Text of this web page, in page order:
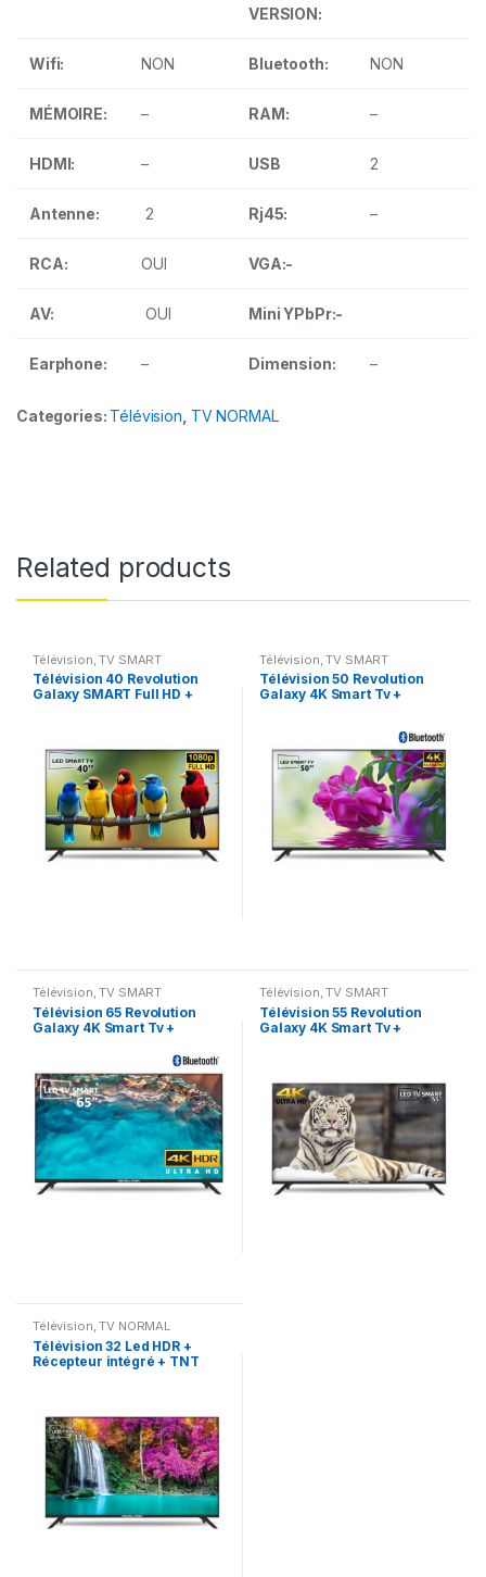
VERSION:
Wifi: NON Bluetooth: NON
MÉMOIRE: – RAM: –
HDMI: – USB 2
Antenne: 2 Rj45: –
RCA: OUI VGA:-
AV: OUI Mini YPbPr:-
Earphone: – Dimension: –
Categories: Télévision TV NORMAL
Related products
Télévision ,TV SMART
Télévision 40 Revolution
Galaxy SMART Full HD +
Télévision ,TV SMART
Télévision 50 Revolution
Galaxy 4K Smart Tv +
Télévision,TV SMART
Télévision 65 Revolution
Galaxy 4K Smart Tv +
Télévision,TV SMART
Télévision 55 Revolution
Galaxy 4K Smart Tv +
Télévision,TV NORMAL
Télévision 32 Led HDR +
Récepteur intégré + TNT